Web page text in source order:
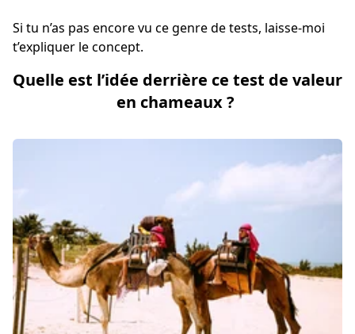
Si tu n’as pas encore vu ce genre de tests, laisse-moi
t’expliquer le concept.
Quelle est l’idée derrière ce test de valeur
en chameaux ?